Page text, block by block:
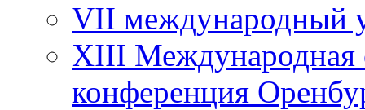
VII международный
XIII Международная
конференция